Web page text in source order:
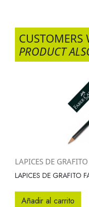
PRODUCT
LAPICES DE
LAPICES DE GRAFITO
Añadir al carrito